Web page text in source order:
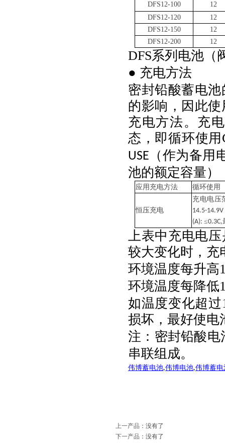
DFS12-100
12
DFS12-120
12
DFS12-150
12
DFS12-200
12
DFS系列电池（
● 充电方法
密封铅酸蓄电
的影响，因此
充电方法。充
态，即循环使用
USE （作为备
池的额定容量）
应用充电方法 循环使用
恒压充电
充电电压
14.5-14.9V
(A):≤0.3C,
上表中充电电
较大变化时，充
环境温度每升高
环境温度每降低
如温度变化超过
损坏，最好使电
注：密封铅酸
串联组成。
伟博蓄电池,伟博电池,伟博蓄
上一产品 ：没有了
下一产品 ：没有了